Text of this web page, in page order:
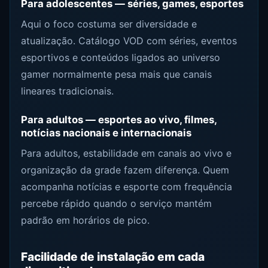
Para adolescentes — séries, games, esportes
Aqui o foco costuma ser diversidade e
atualização. Catálogo VOD com séries, eventos
esportivos e conteúdos ligados ao universo
gamer normalmente pesa mais que canais
lineares tradicionais.
Para adultos — esportes ao vivo, filmes,
notícias nacionais e internacionais
Para adultos, estabilidade em canais ao vivo e
organização da grade fazem diferença. Quem
acompanha notícias e esporte com frequência
percebe rápido quando o serviço mantém
padrão em horários de pico.
Facilidade de instalação em cada